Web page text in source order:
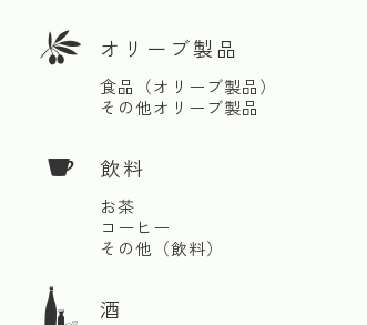
オリーブ製品
食品（オリーブ製品）
その他オリーブ製品
飲料
お茶
コーヒー
その他（飲料）
酒